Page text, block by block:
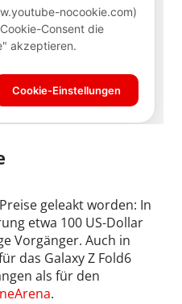
geleakt worden: In
etwa 100 US-Dollar
Vorgänger. Auch in
das Galaxy Z Fold6
als für den
.